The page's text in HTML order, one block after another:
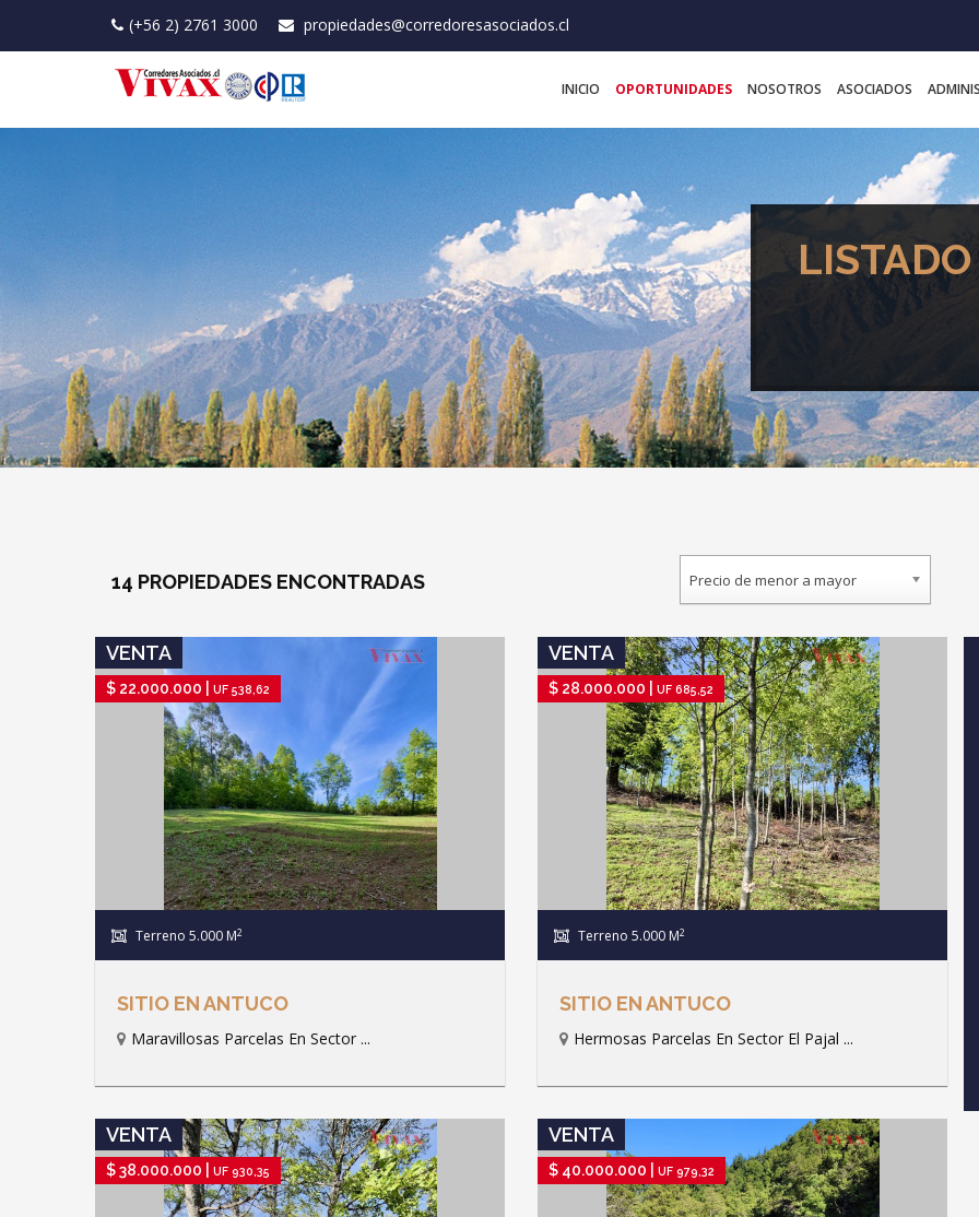
(+56 2) 2761 3000 propiedades@corredoresasociados.cl
INICIO OPORTUNIDADES NOSOTROS ASOCIADOS
14 PROPIEDADES ENCONTRADAS Precio de menor a mayor
IR A FICHA DE PROPIEDAD
VENTA
$ 22.000.000 | UF 538,62
Terreno 5.000 M2
SITIO EN ANTUCO
Maravillosas Parcelas En Sector ...
IR A FICHA DE PROPIEDAD
VENTA
$ 28.000.000 | UF 685,52
Terreno 5.000 M2
SITIO EN ANTUCO
Hermosas Parcelas En Sector El Pajal ...
VENTA
$ 38.000.000 | UF 930,35
VENTA
$ 40.000.000 | UF 979,32